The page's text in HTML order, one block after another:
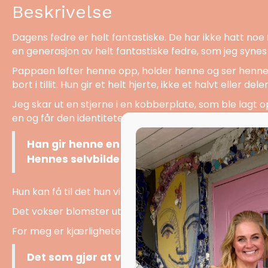
Beskrivelse
Dagens fedre er helt fantastiske. De har ikke hatt
en generasjon av helt fantastiske fedre, som jeg
Pappaen løfter henne opp, holder henne og ser
bort i tillit. Hun gir et helt hjerte, ikke et halvt eller
Jeg skar ut en stjerne i en kobberplate, som ble lagt
en og får den identiteten.
Han gir henne en gave for resten av livet.
Hennes selvbilde!
Hun kan få til det hun vil, fordi pappaen hennes
Det vokser blomster ut fra håret hennes, for han får
For meg er kjærligheten sterk rosa, og gleden
Det som gjør at vi føler oss elsket, er